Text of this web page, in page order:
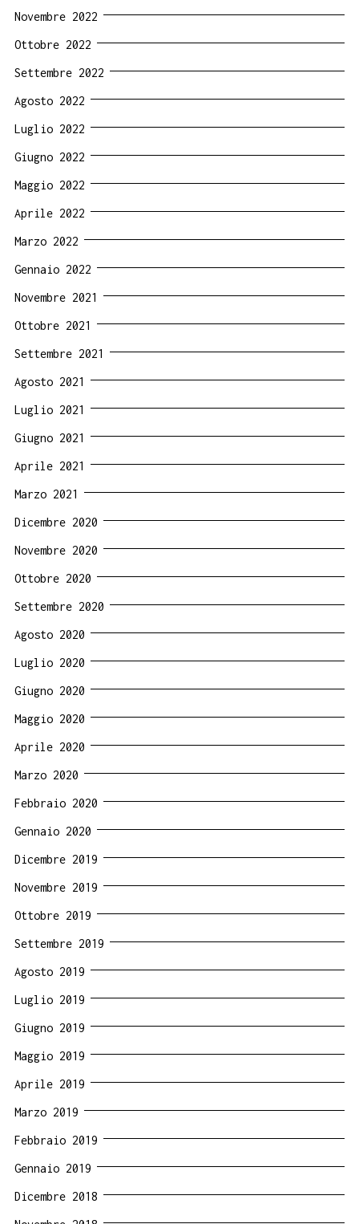
Novembre 2022
Ottobre 2022
Settembre 2022
Agosto 2022
Luglio 2022
Giugno 2022
Maggio 2022
Aprile 2022
Marzo 2022
Gennaio 2022
Novembre 2021
Ottobre 2021
Settembre 2021
Agosto 2021
Luglio 2021
Giugno 2021
Aprile 2021
Marzo 2021
Dicembre 2020
Novembre 2020
Ottobre 2020
Settembre 2020
Agosto 2020
Luglio 2020
Giugno 2020
Maggio 2020
Aprile 2020
Marzo 2020
Febbraio 2020
Gennaio 2020
Dicembre 2019
Novembre 2019
Ottobre 2019
Settembre 2019
Agosto 2019
Luglio 2019
Giugno 2019
Maggio 2019
Aprile 2019
Marzo 2019
Febbraio 2019
Gennaio 2019
Dicembre 2018